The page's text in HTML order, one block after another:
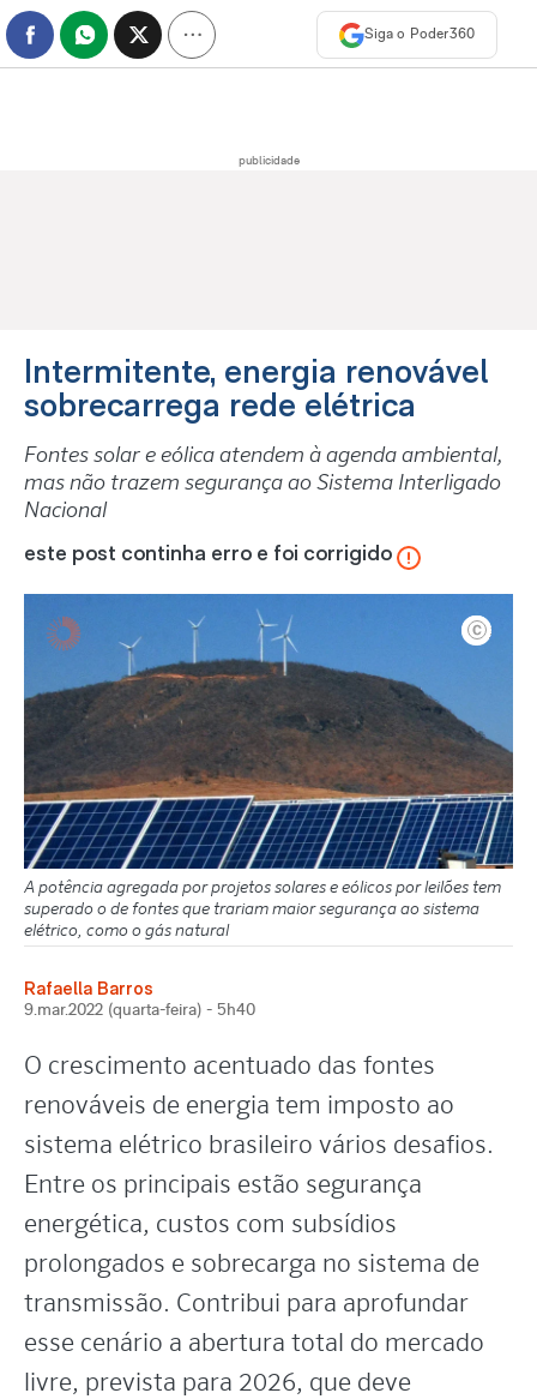
Siga o Poder360
publicidade
Intermitente, energia renovável
sobrecarrega rede elétrica
Fontes solar e eólica atendem à agenda ambiental,
mas não trazem segurança ao Sistema Interligado
Nacional
este post continha erro e foi corrigido
A potência agregada por projetos solares e eólicos por leilões tem
superado o de fontes que trariam maior segurança ao sistema
elétrico, como o gás natural
Ulgo
Rafaella Barros
9.mar.2022 (quarta-feira) - 5h40
O crescimento acentuado das fontes
renováveis de energia tem imposto ao
sistema elétrico brasileiro vários desafios.
Entre os principais estão segurança
energética, custos com subsídios
prolongados e sobrecarga no sistema de
transmissão. Contribui para aprofundar
esse cenário a abertura total do mercado
livre, prevista para 2026, que deve